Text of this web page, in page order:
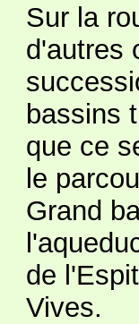
Sur la
d'autres
bassins
que ce
le
Grand
de
Vives.